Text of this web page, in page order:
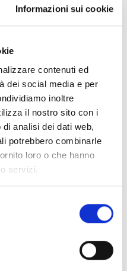
Informazioni sui cookie
contenuti ed
dei social media e per
inoltre
il nostro sito con i
analisi dei dati web,
potrebbero combinarle
loro o che hanno
servizi.
in fase di
in possesso dei
tra i quali:
private
da Statuto finalità
cittadinanza globale
in Piemonte da
Statuto o altra idonea
da rendiconto
le attività della